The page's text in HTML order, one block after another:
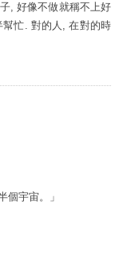
, 好像不做就稱不上好
忙. 對的人, 在對的時
個宇宙。」